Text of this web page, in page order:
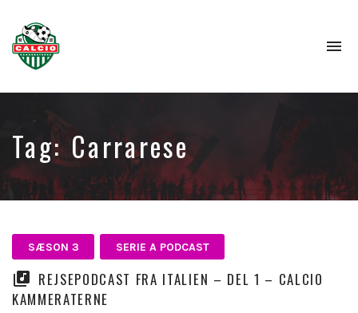
Tag: Carrarese
SÆSON 3 SERIE A PODCAST
REJSEPODCAST FRA ITALIEN – DEL 1 – CALCIO
KAMMERATERNE